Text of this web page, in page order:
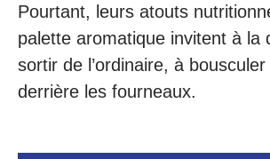
Pourtant, leurs atouts
palette aromatique invitent à la
sortir de l’ordinaire, à
derrière les fourneaux.